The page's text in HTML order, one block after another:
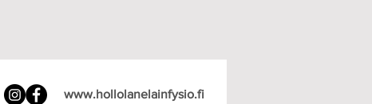
www.hollolanelainfysio.fi